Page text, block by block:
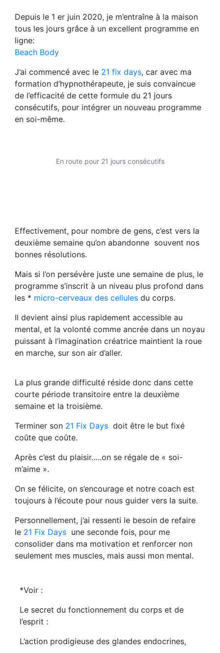
Depuis le 1 er juin 2020, je m’entraîne à la maison
tous les jours grâce à un excellent programme en
ligne:
Beach Body
J’ai commencé avec le 21 fix days, car avec ma
formation d’hypnothérapeute, je suis convaincue
de l’efficacité de cette formule du 21 jours
consécutifs, pour intégrer un nouveau programme
en soi-même.
En route pour 21 jours consécutifs
Effectivement, pour nombre de gens, c’est vers la
deuxième semaine qu’on abandonne souvent nos
bonnes résolutions.
Mais si l’on persévère juste une semaine de plus, le
programme s’inscrit à un niveau plus profond dans
les * micro-cerveaux des cellules du corps.
Il devient ainsi plus rapidement accessible au
mental, et la volonté comme ancrée dans un noyau
puissant à l’imagination créatrice maintient la roue
en marche, sur son air d’aller.
La plus grande difficulté réside donc dans cette
courte période transitoire entre la deuxième
semaine et la troisième.
Terminer son 21 Fix Days doit être le but fixé
coûte que coûte.
Après c’est du plaisir…..on se régale de « soi-
m’aime ».
On se félicite, on s’encourage et notre coach est
toujours à l’écoute pour nous guider vers la suite.
Personnellement, j’ai ressenti le besoin de refaire
le 21 Fix Days une seconde fois, pour me
consolider dans ma motivation et renforcer non
seulement mes muscles, mais aussi mon mental.
*Voir :
Le secret du fonctionnement du corps et de
l’esprit :
L’action prodigieuse des glandes endocrines,